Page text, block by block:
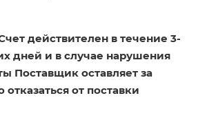
действителен в течение 3-
дней и в случае нарушения
Поставщик оставляет за
отказаться от поставки